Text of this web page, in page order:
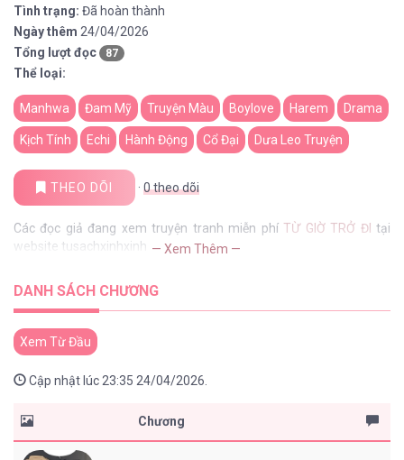
Tình trạng: Đã hoàn thành
Ngày thêm 24/04/2026
Tổng lượt đọc
87
Thể loại:
Manhwa Đam Mỹ Truyện Màu Boylove Harem Drama
Kịch Tính Echi Hành Động Cổ Đại Dưa Leo Truyện
THEO DÕI · 0theo dõi
Các đọc giả đang xem truyện tranh miễn phíTỪ GIỜ TRỞ ĐI tại
website tusachxinhxinh — Xem Thêm —
DANH SÁCH CHƯƠNG
Xem Từ Đầu
Cập nhật lúc 23:35 24/04/2026.
Chương